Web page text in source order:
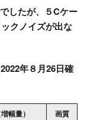
したが、５Cケー
クノイズが出な
年８月26日確
幅量）
画質